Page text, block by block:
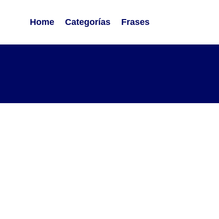
Home Categorías Frases